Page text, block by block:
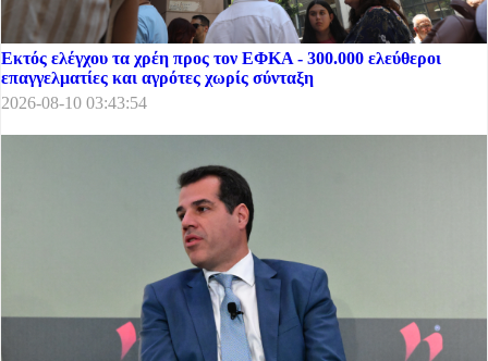
Εκτός ελέγχου τα χρέη προς τον ΕΦΚΑ - 300.000 ελεύθεροι
επαγγελματίες και αγρότες χωρίς σύνταξη
2026-08-10 03:43:54